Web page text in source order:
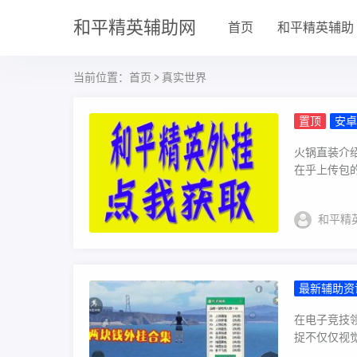
和平精英辅助网 首页 和平精英辅助
当前位置： 首页 > 真实世界
置顶 安
火锅直装介
在乎上传包
和平精
最新辅助资
在电子竞技
捉不仅仅视